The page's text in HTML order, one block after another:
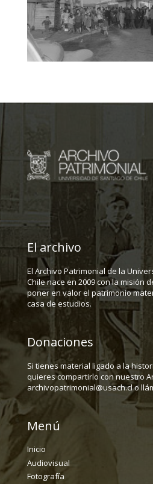
El archivo
El Archivo Patrimonial de la
Chile nace en 2009 con la misión
poner en valor el patrimonio
casa de estudios.
Donaciones
Si tienes material ligado a la
quieres compartirlo con nuestro
archivopatrimonial@usach.cl o
Menú
Inicio
Audiovisual
Fotografía